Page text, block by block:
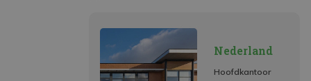
Nederland
Hoofdkantoor